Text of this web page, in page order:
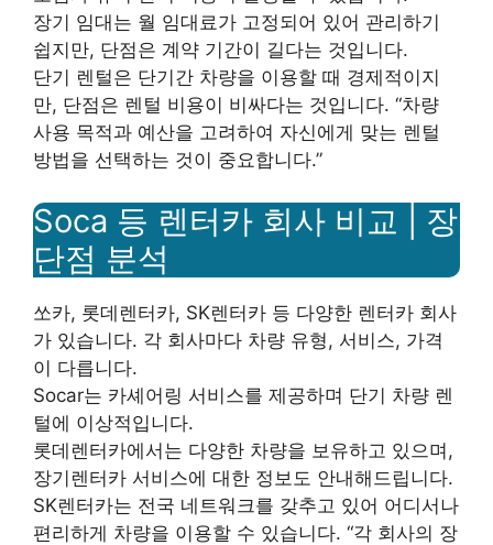
장기 임대는 월 임대료가 고정되어 있어 관리하기
쉽지만, 단점은 계약 기간이 길다는 것입니다.
단기 렌털은 단기간 차량을 이용할 때 경제적이지
만, 단점은 렌털 비용이 비싸다는 것입니다. “차량
사용 목적과 예산을 고려하여 자신에게 맞는 렌털
방법을 선택하는 것이 중요합니다.”
Soca 등 렌터카 회사 비교 | 장
단점 분석
쏘카, 롯데렌터카, SK렌터카 등 다양한 렌터카 회사
가 있습니다. 각 회사마다 차량 유형, 서비스, 가격
이 다릅니다.
Socar는 카셰어링 서비스를 제공하며 단기 차량 렌
털에 이상적입니다.
롯데렌터카에서는 다양한 차량을 보유하고 있으며,
장기렌터카 서비스에 대한 정보도 안내해드립니다.
SK렌터카는 전국 네트워크를 갖추고 있어 어디서나
편리하게 차량을 이용할 수 있습니다. “각 회사의 장